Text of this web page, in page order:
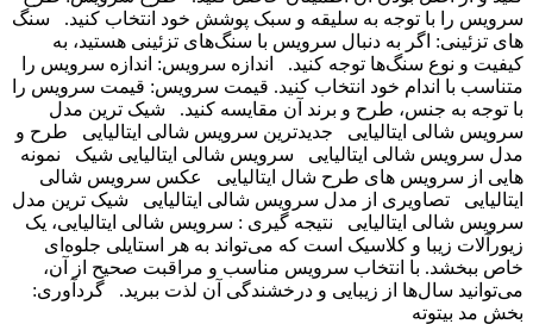
را با توجه به سلیقه و سبک پوشش خود انتخاب کنید. سنگ
تزئینی: اگر به دنبال سرویس با سنگ‌های تزئینی هستید، به
و نوع سنگ‌ها توجه کنید. اندازه سرویس: اندازه سرویس را
با اندام خود انتخاب کنید. قیمت سرویس: قیمت سرویس را
توجه به جنس، طرح و برند آن مقایسه کنید. شیک ترین مدل
شالی ایتالیایی جدیدترین سرویس شالی ایتالیایی طرح و
سرویس شالی ایتالیایی سرویس شالی ایتالیایی شیک نمونه
از سرویس های طرح شال ایتالیایی عکس سرویس شالی
تصاویری از مدل سرویس شالی ایتالیایی شیک ترین مدل
شالی ایتالیایی نتیجه گیری : سرویس شالی ایتالیایی، یک
زیبا و کلاسیک است که می‌تواند به هر استایلی جلوه‌ای
ببخشد. با انتخاب سرویس مناسب و مراقبت صحیح از آن،
سال‌ها از زیبایی و درخشندگی آن لذت ببرید. گردآوری:
مد بیتوته